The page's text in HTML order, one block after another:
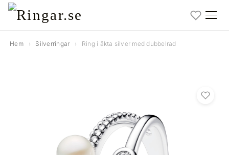
Hem › Silverringar › Ring i äkta silver med dubbelrad